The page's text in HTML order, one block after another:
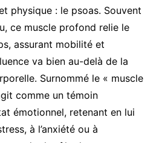
physique : le psoas. Souvent
ce muscle profond relie le
assurant mobilité et
va bien au-delà de la
Surnommé le « muscle
comme un témoin
émotionnel, retenant en lui
à l’anxiété ou à